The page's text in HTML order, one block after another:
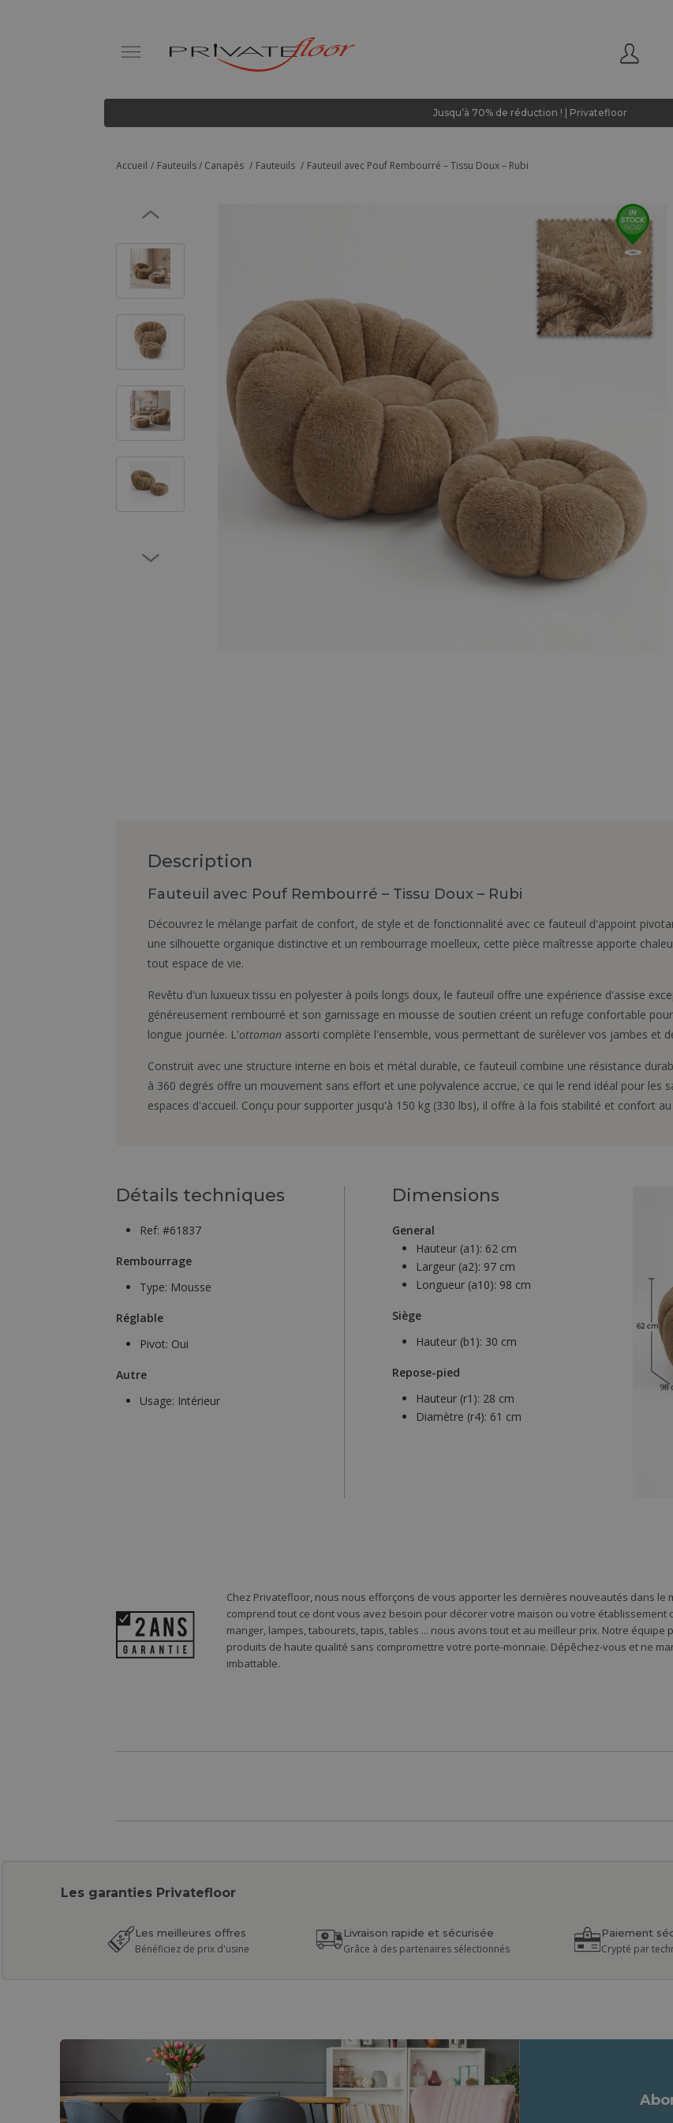
Jusqu’à 70% de réduction ! | Privatefloor
Accueil Fauteuils / Canapés Fauteuils Fauteuil avec Pouf Rembourré – Tissu Doux – Rubi
Description
Fauteuil avec Pouf Rembourré – Tissu Doux – Rubi
Découvrez le mélange parfait de confort, de style et de fonctionnalité avec ce fauteuil d'appoint
une silhouette organique distinctive et un rembourrage moelleux, cette pièce maîtresse apporte
tout espace de vie.
Revêtu d'un luxueux tissu en polyester à poils longs doux, le fauteuil offre une expérience d'assise
généreusement rembourré et son garnissage en mousse de soutien créent un refuge confortable
longue journée. L'ottoman assorti complète l'ensemble, vous permettant de surélever vos jambes et
Construit avec une structure interne en bois et métal durable, ce fauteuil combine une résistance
à 360 degrés offre un mouvement sans effort et une polyvalence accrue, ce qui le rend idéal pour les
espaces d'accueil. Conçu pour supporter jusqu'à 150 kg (330 lbs), il offre à la fois stabilité et confort
Détails techniques
Ref: #61837
Rembourrage
Type: Mousse
Réglable
Pivot: Oui
Autre
Usage: Intérieur
Dimensions
General
Hauteur (a1): 62 cm
Largeur (a2): 97 cm
Longueur (a10): 98 cm
Siège
Hauteur (b1): 30 cm
Repose-pied
Hauteur (r1): 28 cm
Diamètre (r4): 61 cm
Chez Privatefloor, nous nous efforçons de vous apporter les dernières nouveautés dans le
comprend tout ce dont vous avez besoin pour décorer votre maison ou votre établissement
manger, lampes, tabourets, tapis, tables ... nous avons tout et au meilleur prix. Notre
produits de haute qualité sans compromettre votre porte-monnaie. Dépêchez-vous et ne
imbattable.
Les garanties Privatefloor
Les meilleures offres
Bénéficiez de prix d'usine
Livraison rapide et sécurisée
Grâce à des partenaires sélectionnés
Paiement
Crypté par